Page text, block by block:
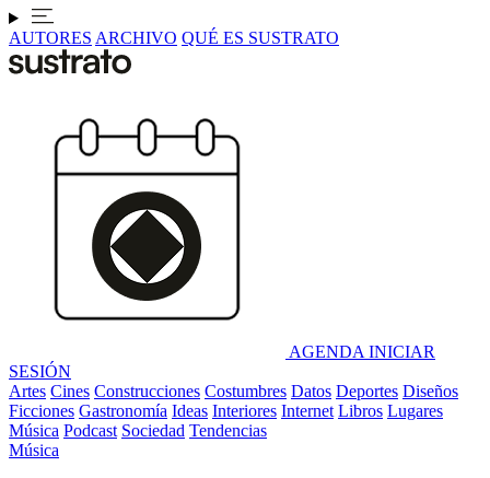
AUTORES ARCHIVO QUÉ ES SUSTRATO
AGENDA INICIAR
SESIÓN
Artes Cines Construcciones Costumbres Datos Deportes Diseños
Ficciones Gastronomía Ideas Interiores Internet Libros Lugares
Música Podcast Sociedad Tendencias
Música